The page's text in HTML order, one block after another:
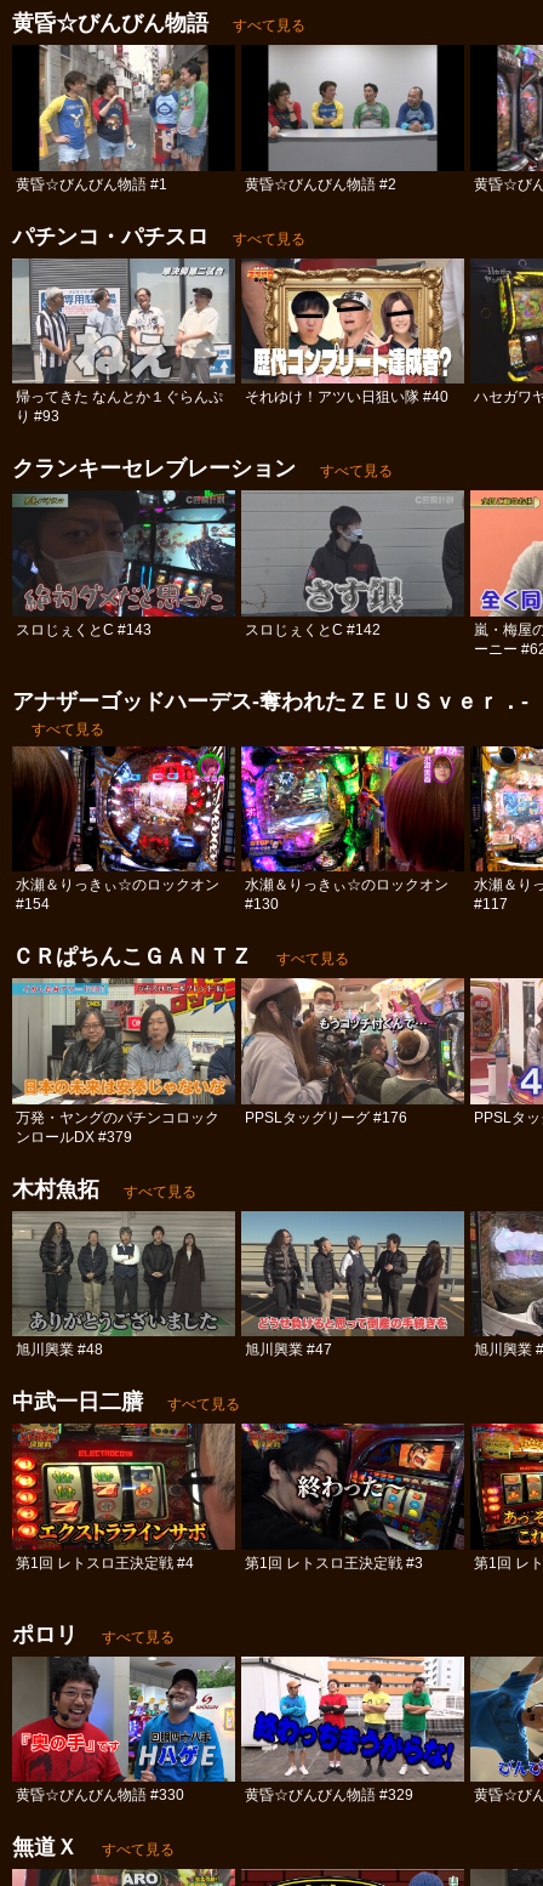
黄昏☆びんびん物語
すべて見る
黄昏☆びんびん物語 #1 黄昏☆びんびん物語 #2 黄昏☆び
パチンコ・パチスロ すべて見る
帰ってきた なんとか１ぐらんぷ
り #93
それゆけ！アツい日狙い隊 #40 ハセガワ
クランキーセレブレーション すべて見る
スロじぇくとC #143 スロじぇくとC #142
嵐・梅屋
ーニー
アナザーゴッドハーデス-奪われたＺＥＵＳｖｅｒ．-
すべて見る
水瀬＆りっきぃ☆のロックオン
#154
水瀬＆りっきぃ☆のロックオン
#130
水瀬＆り
#117
ＣＲぱちんこＧＡＮＴＺ すべて見る
万発・ヤングのパチンコロック
ンロールDX #379
PPSLタッグリーグ #176 PPSLタ
木村魚拓 すべて見る
旭川興業 #48 旭川興業 #47 旭川興業
中武一日二膳 すべて見る
第1回 レトスロ王決定戦 #4 第1回 レトスロ王決定戦 #3 第1回 レ
ポロリ すべて見る
黄昏☆びんびん物語 #330 黄昏☆びんびん物語 #329 黄昏☆び
無道Ｘ すべて見る